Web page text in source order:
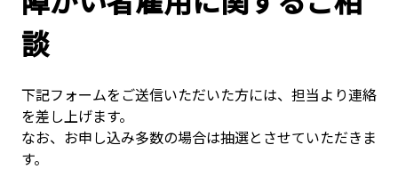
談
下記フォームをご送信いただいた方には、担当より連絡
を差し上げます。
なお、お申し込み多数の場合は抽選とさせていただきま
す。